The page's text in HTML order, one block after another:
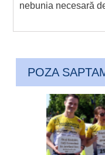
nebunia necesară
POZA